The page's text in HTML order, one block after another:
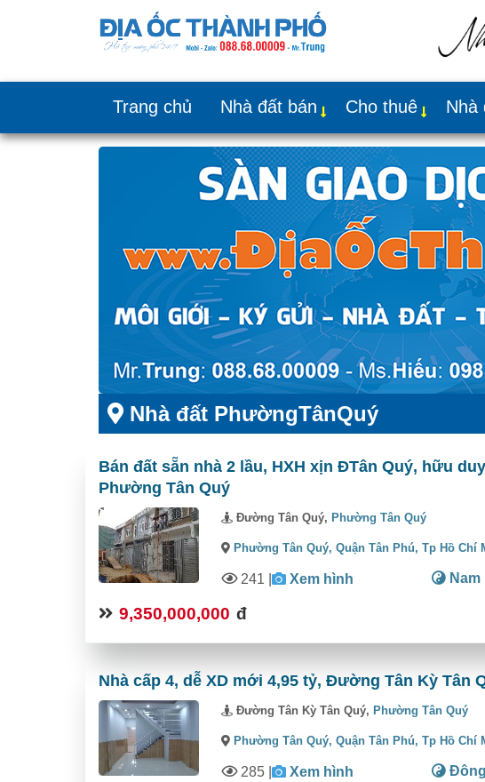
Trang chủ Nhà đất bán Cho thuê Nhà
Nhà đất PhườngTânQuý
Bán đất sẵn nhà 2 lầu, HXH xịn ĐTân Quý, hữu
Phường Tân Quý
Đường Tân Quý, Phường Tân Quý
Phường Tân Quý, Quận Tân Phú,Tp Hồ Chí
241 | Xem hình Nam|
9,350,000,000 đ
Nhà cấp 4, dễ XD mới 4,95 tỷ, Đường Tân Kỳ Tân
Đường Tân Kỳ Tân Quý, Phường Tân Quý
Phường Tân Quý, Quận Tân Phú,Tp Hồ Chí
285 | Xem hình Đông